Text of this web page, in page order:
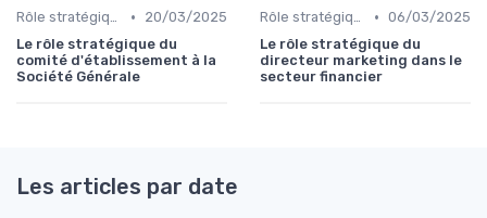
Rôle stratégique du CFO •
20/03/2025
Le rôle stratégique du
comité d'établissement à la
Société Générale
Rôle stratégique du CFO • 06/03/2025
Le rôle stratégique du
directeur marketing dans le
secteur financier
Les articles par date